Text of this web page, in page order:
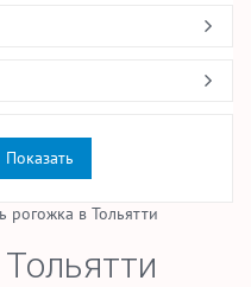
рогожка в Тольятти